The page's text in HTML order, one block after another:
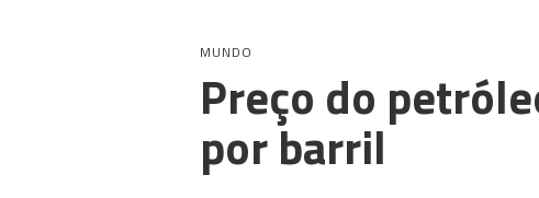
MUNDO
Preço do
por barril